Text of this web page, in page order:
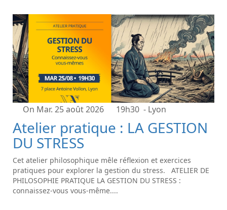
On Mar. 25 août 2026 19h30 - Lyon
Atelier pratique : LA GESTION
DU STRESS
Cet atelier philosophique mêle réflexion et exercices
pratiques pour explorer la gestion du stress. ATELIER DE
PHILOSOPHIE PRATIQUE LA GESTION DU STRESS :
connaissez-vous vous-même....